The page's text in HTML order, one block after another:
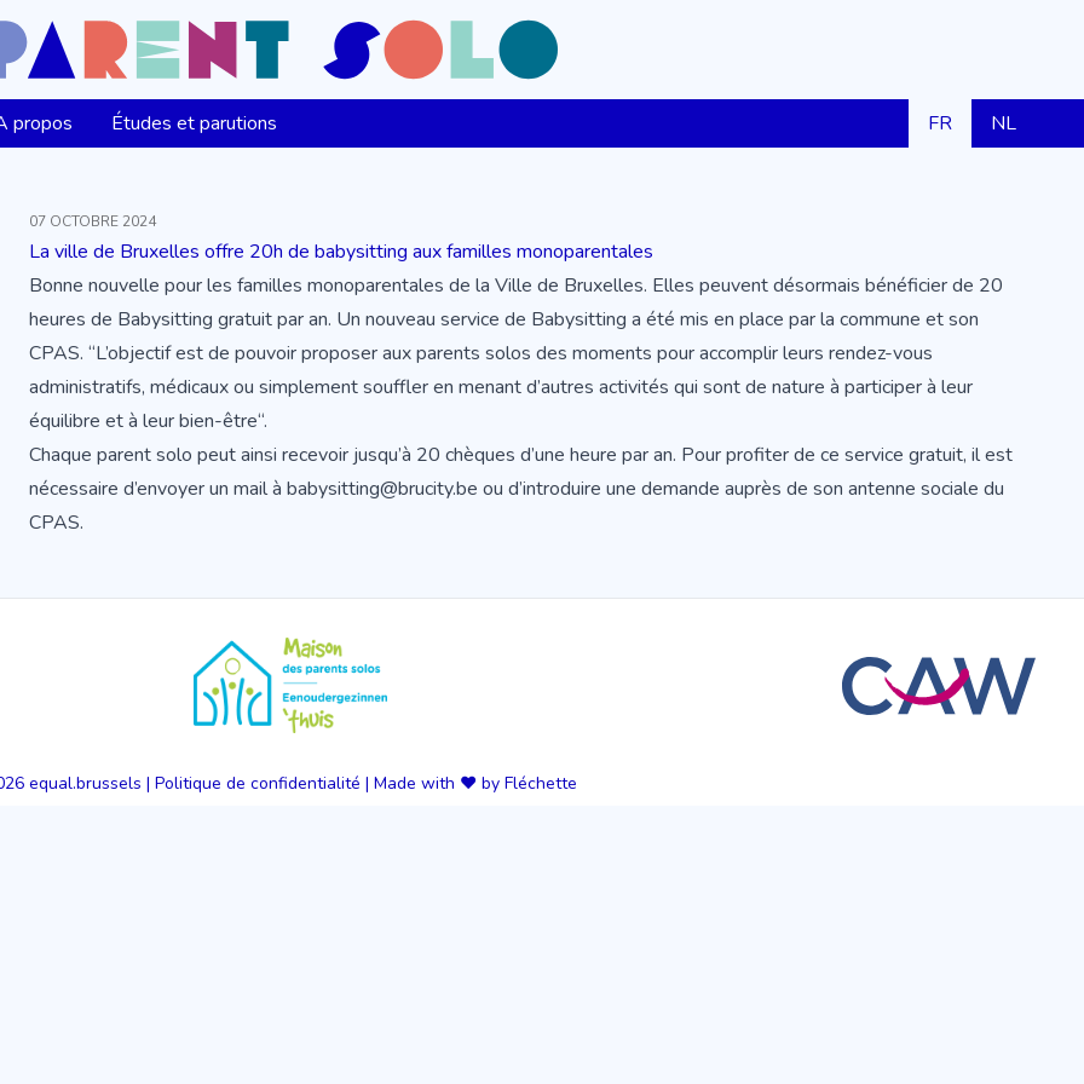
propos Études et parutions FR NL
07 OCTOBRE 2024
La ville de Bruxelles offre 20h de babysitting aux familles monoparentales
Bonne nouvelle pour les familles monoparentales de la Ville de Bruxelles. Elles peuvent désormais bénéficier de 20
heures de Babysitting gratuit par an. Un nouveau service de Babysitting a été mis en place par la commune et son
CPAS. “L’objectif est de pouvoir proposer aux parents solos des moments pour accomplir leurs rendez-vous
administratifs, médicaux ou simplement souffler en menant d’autres activités qui sont de nature à participer à leur
équilibre et à leur bien-être“.
Chaque parent solo peut ainsi recevoir jusqu’à 20 chèques d’une heure par an. Pour profiter de ce service gratuit, il est
nécessaire d’envoyer un mail à babysitting@brucity.be ou d’introduire une demande auprès de son antenne sociale du
CPAS.
equal.brussels | Politique de confidentialité | Made with ❤️ by Fléchette